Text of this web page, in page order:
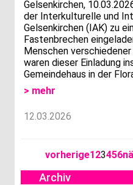
Gelsenkirchen,
der Interkulturelle und
Gelsenkirchen (IAK) zu
Fastenbrechen
Menschen
waren dieser Einladung
Gemeindehaus in der
> mehr
12.03.2026
vorherige1 23456
Archiv